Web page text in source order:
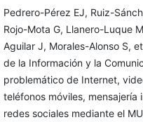
Pedrero-Pérez EJ, Ruiz-
Rojo-Mota G, Llanero-Luque
Aguilar J, Morales-Alonso S,
de la Información y la
problemático de Internet,
teléfonos móviles, mensajería
redes sociales mediante el